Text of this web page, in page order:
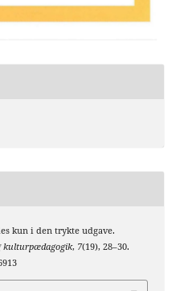
kun i den trykte udgave.
kulturpædagogik, 7(19), 28–30.